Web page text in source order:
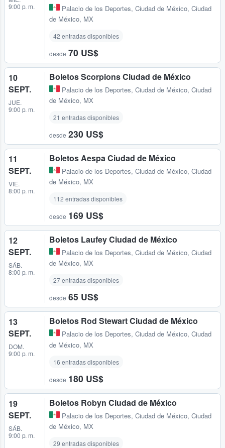
9:00 p. m.
Palacio de los Deportes, Ciudad de México, Ciudad
de México, MX
42 entradas disponibles
desde 70 US$
10
SEPT.
JUE.
9:00 p. m.
Boletos Scorpions Ciudad de México
Palacio de los Deportes, Ciudad de México, Ciudad
de México, MX
21 entradas disponibles
desde 230 US$
11
SEPT.
VIE.
8:00 p. m.
Boletos Aespa Ciudad de México
Palacio de los Deportes, Ciudad de México, Ciudad
de México, MX
112 entradas disponibles
desde 169 US$
12
SEPT.
SÁB.
8:00 p. m.
Boletos Laufey Ciudad de México
Palacio de los Deportes, Ciudad de México, Ciudad
de México, MX
27 entradas disponibles
desde 65 US$
13
SEPT.
DOM.
9:00 p. m.
Boletos Rod Stewart Ciudad de México
Palacio de los Deportes, Ciudad de México, Ciudad
de México, MX
16 entradas disponibles
desde 180 US$
19
SEPT.
SÁB.
9:00 p. m.
Boletos Robyn Ciudad de México
Palacio de los Deportes, Ciudad de México, Ciudad
de México, MX
29 entradas disponibles